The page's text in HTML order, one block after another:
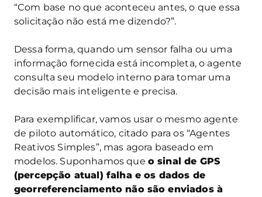
“Com base no que aconteceu antes, o que essa
solicitação não está me dizendo?”.
Dessa forma, quando um sensor falha ou uma
informação fornecida está incompleta, o agente
consulta seu modelo interno para tomar uma
decisão mais inteligente e precisa.
Para exemplificar, vamos usar o mesmo agente
de piloto automático, citado para os “Agentes
Reativos Simples”, mas agora baseado em
modelos. Suponhamos que o sinal de GPS
(percepção atual) falha e os dados de
georreferenciamento não são enviados à